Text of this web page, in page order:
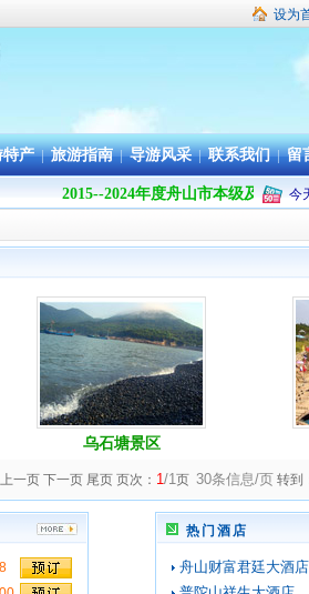
设为
特产 | 旅游指南 | 导游风采 | 联系我们 | 留
2015--2024年度舟山市本级及普陀区今
乌石塘景区
一页 下一页 尾页 页次： 1/1页 30条信息/页 转到
热门酒店
舟山财富君廷大酒店